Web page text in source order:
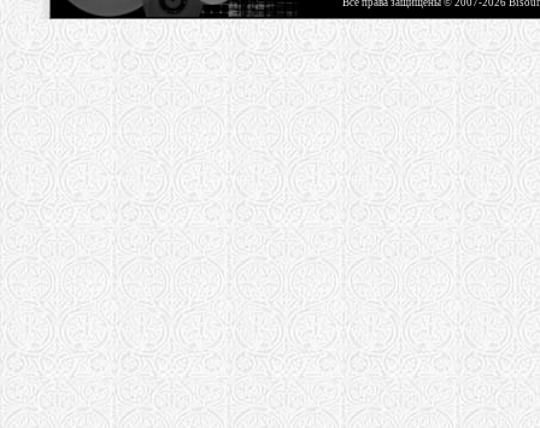
Все права защищены © 2007-2026